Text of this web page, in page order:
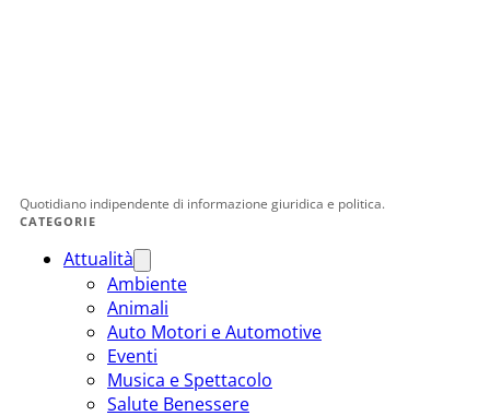
Quotidiano indipendente di informazione giuridica e politica.
CATEGORIE
Attualità
Ambiente
Animali
Auto Motori e Automotive
Eventi
Musica e Spettacolo
Salute Benessere